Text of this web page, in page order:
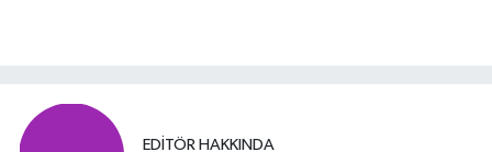
EDITÖR HAKKINDA